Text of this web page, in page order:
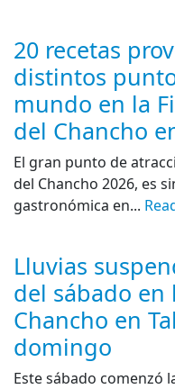
20 recetas
distintos
mundo en la
del Chancho
El gran punto de
del Chancho 2026, es
gastronómica en...
Lluvias
del sábado en
Chancho en
domingo
Este sábado comenzó